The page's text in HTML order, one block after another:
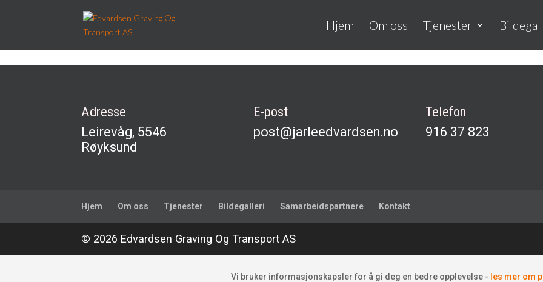
Hjem Om oss Tjenester
Adresse
Leirevåg, 5546
Røyksund
E-post
post@jarleedvardsen.no
Telefon
916 37 823
Hjem Om oss Tjenester Bildegalleri Samarbeidspartnere Kontakt
© 2026 Edvardsen Graving Og Transport AS
Vi bruker informasjonskapsler for å gi deg en bedre opplevelse - les mer om